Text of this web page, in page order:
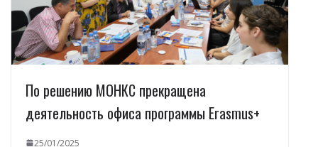
По решению МОНКС прекращена
деятельность офиса программы Erasmus+
25/01/2025